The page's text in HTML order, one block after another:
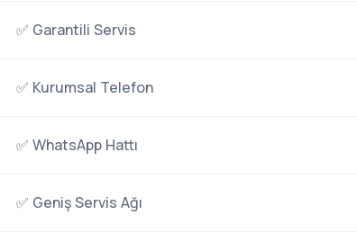
✅ Garantili Servis
✅ Kurumsal Telefon
✅ WhatsApp Hattı
✅ Geniş Servis Ağı